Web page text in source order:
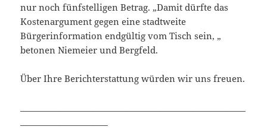
nur noch fünfstelligen Betrag. „Damit dürfte das
Kostenargument gegen eine stadtweite
Bürgerinformation endgültig vom Tisch sein, „
betonen Niemeier und Bergfeld.
Über Ihre Berichterstattung würden wir uns freuen.